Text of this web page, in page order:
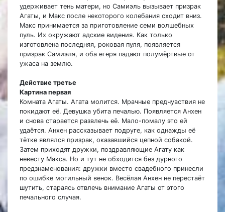
удерживает тень матери, но Самиэль вызывает призрак
Агаты, и Макс после некоторого колебания сходит вниз.
Макс принимается за приготовление семи волшебных
пуль. Их окружают адские видения. Как только
изготовлена последняя, роковая пуля, появляется
призрак Самиэля, и оба егеря падают полумёртвые от
ужаса на землю.
Действие третье
Картина первая
Комната Агаты. Агата молится. Мрачные предчувствия не
покидают её. Девушка убита печалью. Появляется Анхен
и снова старается развлечь её. Мало-помалу это ей
удаётся. Анхен рассказывает подруге, как однажды её
тётке являлся призрак, оказавшийся цепной собакой.
Затем приходят дружки, поздравляющие Агату как
невесту Макса. Но и тут не обходится без дурного
предзнаменования: дружки вместо свадебного принесли
по ошибке могильный венок. Весёлая Анхен не перестаёт
шутить, стараясь отвлечь внимание Агаты от этого
печального случая.